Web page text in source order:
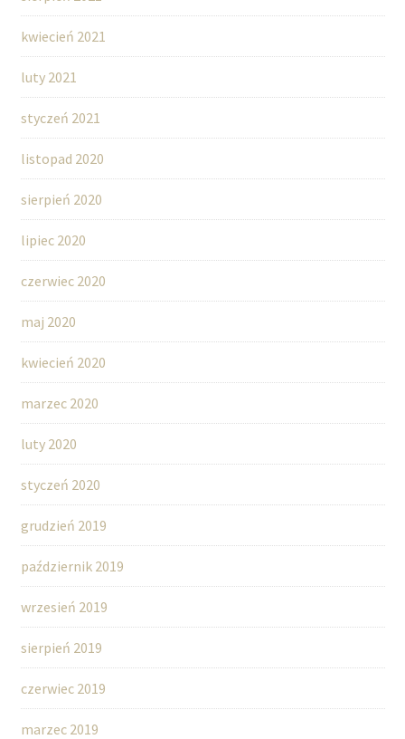
kwiecień 2021
luty 2021
styczeń 2021
listopad 2020
sierpień 2020
lipiec 2020
czerwiec 2020
maj 2020
kwiecień 2020
marzec 2020
luty 2020
styczeń 2020
grudzień 2019
październik 2019
wrzesień 2019
sierpień 2019
czerwiec 2019
marzec 2019